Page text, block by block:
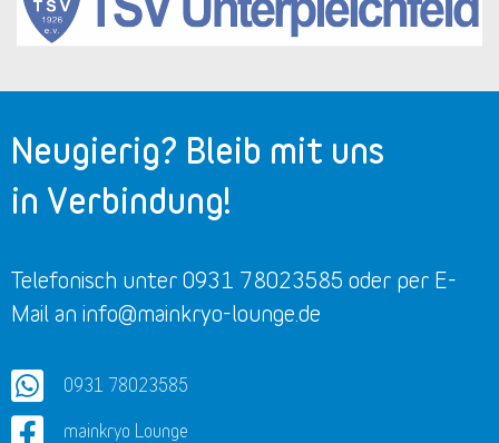
Neugierig? Bleib mit uns
in Verbindung!
Telefonisch unter 0931 78023585 oder per E-
Mail an info@mainkryo-lounge.de
0931 78023585
mainkryo Lounge